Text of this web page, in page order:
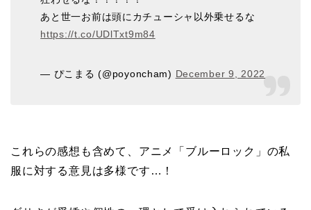
あと世一お前は頭にカチューシャ以外乗せるな
https://t.co/UDlTxt9m84
— ぴこまる (@poyoncham) December 9, 2022
これらの感想も含めて、アニメ「ブルーロック」の私
服に対する意見は多様です…！